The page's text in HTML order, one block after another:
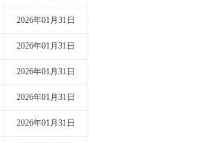
2026年01月31日
2026年01月31日
2026年01月31日
2026年01月31日
2026年01月31日